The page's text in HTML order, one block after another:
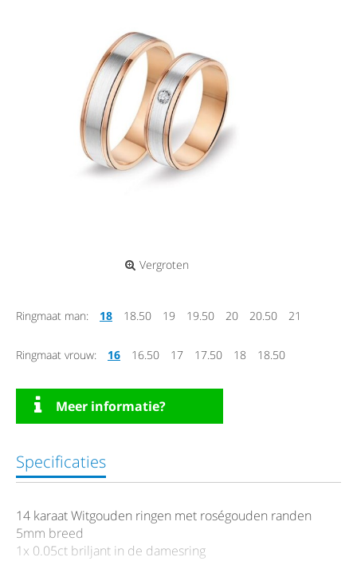
Vergroten
Ringmaat man: 18 18.50 19 19.50 20 20.50 21
Ringmaat vrouw: 16 16.50 17 17.50 18 18.50
Meer informatie?
Specificaties
14 karaat Witgouden ringen met roségouden randen
5mm breed
1x 0.05ct briljant in de damesring